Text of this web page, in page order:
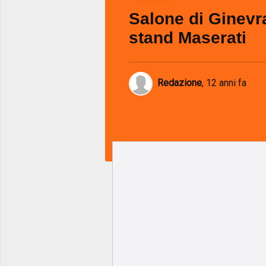
Salone di
stand Maserati
Redazione, 12 anni fa